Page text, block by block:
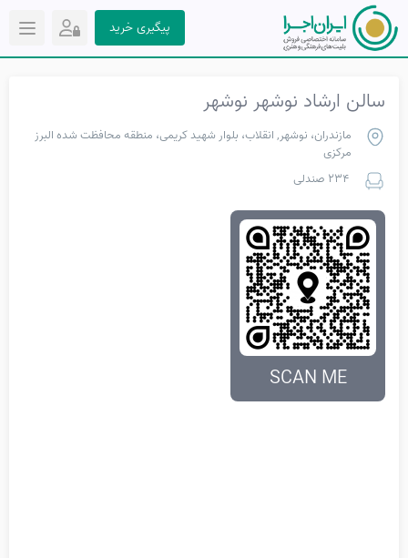
پیگیری خرید
سالن ارشاد نوشهر نوشهر
مازندران، نوشهر, انقلاب، بلوار شهید کریمی، منطقه محافظت شده البرز
مرکزی
234 صندلی
SCAN ME